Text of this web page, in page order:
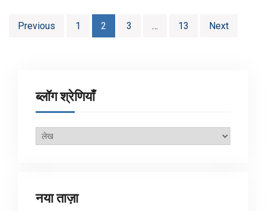
Posts
Previous 1 2 3 … 13 Next
ब्लॉग श्रेणियाँ
ब्लॉग
नया ताज़ा